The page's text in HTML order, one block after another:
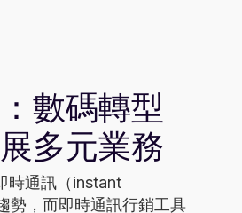
數碼轉型
多元業務
時通訊（instant
勢，而即時通訊行銷工具